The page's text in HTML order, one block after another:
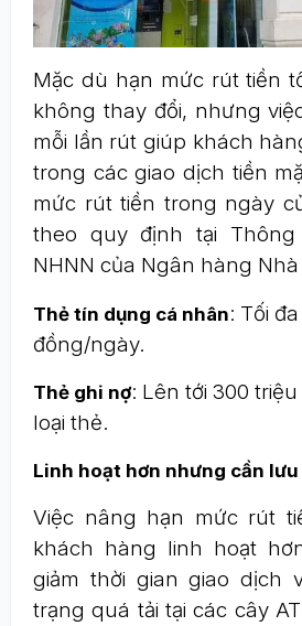
Mặc dù hạn mức rút tiền
không thay đổi, nhưng
mỗi lần rút giúp khách
trong các giao dịch tiền
mức rút tiền trong ngày
theo quy định tại Thông
NHNN của Ngân hàng
Thẻ tín dụng cá nhân: Tối
đồng/ngày.
Thẻ ghi nợ: Lên tới 300
loại thẻ.
Linh hoạt hơn nhưng cần lưu
Việc nâng hạn mức rút
khách hàng linh hoạt
giảm thời gian giao dịch
trạng quá tải tại các cây